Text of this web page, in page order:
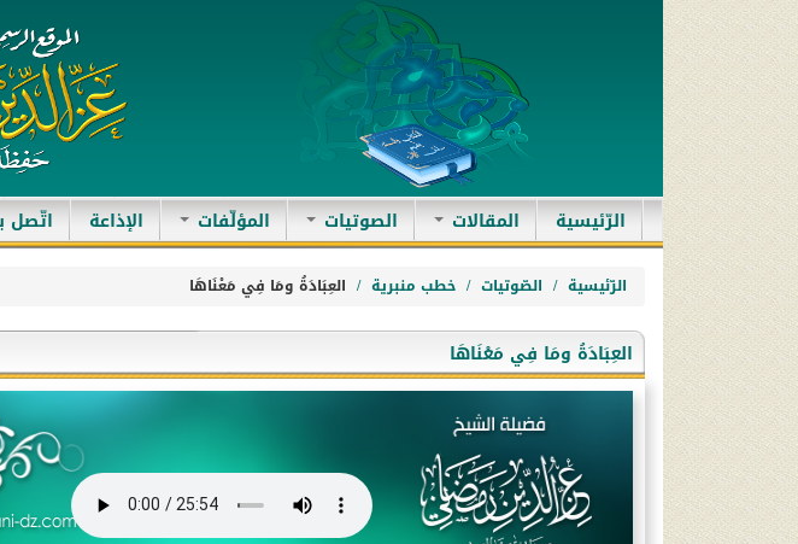
الرّئيسية(current) المقالات الصوتيات المؤلّفات الإذاعة اتّصل
الرّئيسية الصّوتيات خطب منبرية العِبَادَةُ ومَا فِي مَعْنَاهَا
العِبَادَةُ ومَا فِي مَعْنَاهَا